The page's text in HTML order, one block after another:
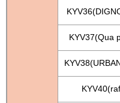
KYV37(Qua